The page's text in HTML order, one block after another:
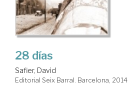
28 días
Safier, David
Editorial Seix Barral. Barcelona, 2014